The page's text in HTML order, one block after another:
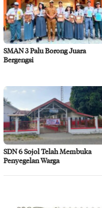
SMAN 3 Palu Borong Juara
Bergengsi
SDN 6 Sojol Telah Membuka
Penyegelan Warga